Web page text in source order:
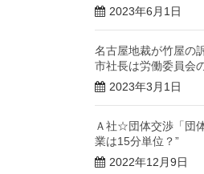
2023年6月1日
名古屋地裁が竹屋の
市社長は労働委員会
2023年3月1日
Ａ社☆団体交渉「団
業は15分単位？”
2022年12月9日